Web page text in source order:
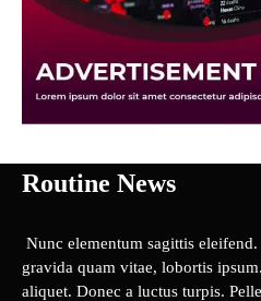
Routine News
Nunc elementum sagittis eleifend.
gravida quam vitae, lobortis
aliquet. Donec a luctus turpis.